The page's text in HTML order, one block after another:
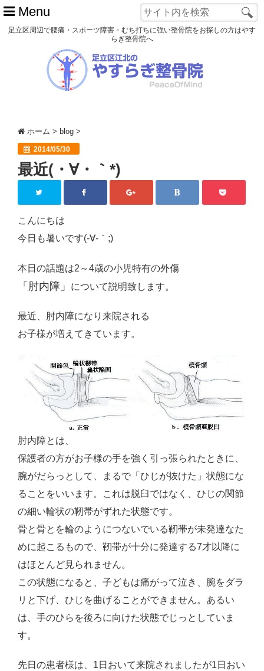
Menu
スポーツ障害
患者様の声
アクセス
院長プロフィール
blog
Close
足立区周辺で腰痛・スポーツ障害・むち打ちに強い整骨院をお探しの方はやす
らぎ整骨院へ
ホーム > blog >
2014/05/30
最近(・∀・｀*)
こんにちは
今日も暑いです(-∀-｀;)
本日の話題は2～4歳の小児特有の外傷
「肘内障」 について説明致します。
最近、肘内障になり来院される
お子様が増えてきています。
肘内障とは、
保護者の方がお子様の手を強く引っ張られたときに、
腕がだらっとして、まるで「ひじが抜けた」状態にな
ることをいいます。これは脱臼ではなく、ひじの関節
の細い輪状の靭帯がずれた状態です。
骨と骨とを輪のようにつないでいる靭帯が未発達なた
めに起こるもので、靭帯が十分に発達する7才以降に
はほとんど見られません。
この状態になると、子どもは痛がって泣き、腕をダラ
リと下げ、ひじを曲げることができません。あるい
は、手のひらを後ろに向けた状態でじっとしていま
す。
先日の患者様は、1日おいて来院されましたが1日おい